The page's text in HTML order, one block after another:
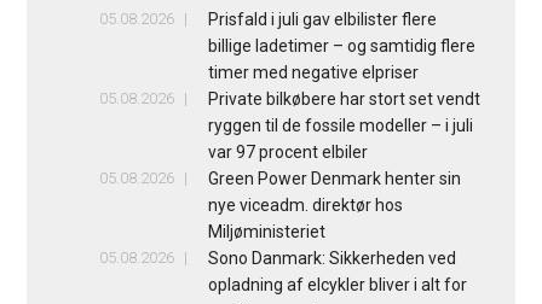
05.08.2026
Prisfald i juli gav elbilister flere
billige ladetimer – og samtidig flere
timer med negative elpriser
05.08.2026
Private bilkøbere har stort set vendt
ryggen til de fossile modeller – i juli
var 97 procent elbiler
05.08.2026
Green Power Denmark henter sin
nye viceadm. direktør hos
Miljøministeriet
05.08.2026
Sono Danmark: Sikkerheden ved
opladning af elcykler bliver i alt for